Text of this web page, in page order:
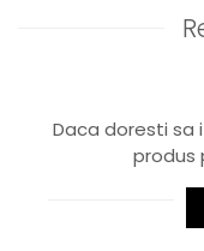
Daca doresti sa
produs